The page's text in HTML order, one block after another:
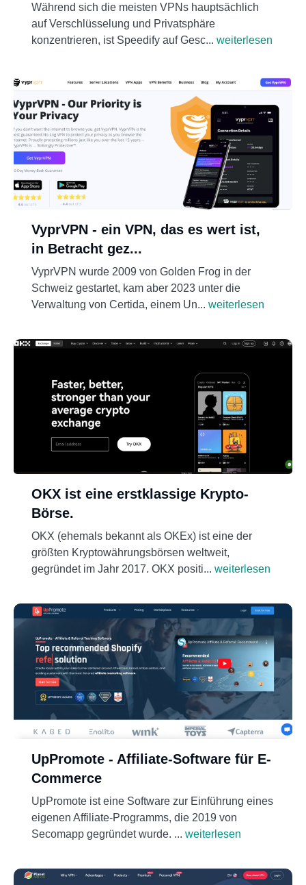
Während sich die meisten VPNs hauptsächlich
auf Verschlüsselung und Privatsphäre
konzentrieren, ist Speedify auf Gesc... weiterlesen
VyprVPN - ein VPN, das es wert ist,
in Betracht gez...
VyprVPN wurde 2009 von Golden Frog in der
Schweiz gestartet, kam aber 2023 unter die
Verwaltung von Certida, einem Un... weiterlesen
OKX ist eine erstklassige Krypto-
Börse.
OKX (ehemals bekannt als OKEx) ist eine der
größten Kryptowährungsbörsen weltweit,
gegründet im Jahr 2017. OKX positi... weiterlesen
UpPromote - Affiliate-Software für E-
Commerce
UpPromote ist eine Software zur Einführung eines
eigenen Affiliate-Programms, die 2019 von
Secomapp gegründet wurde. ... weiterlesen